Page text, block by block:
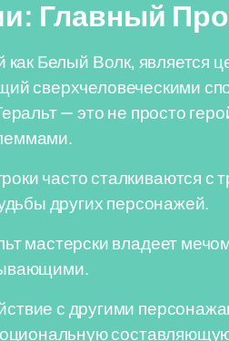
Главный
как Белый Волк, является
сверхчеловеческими
— это не просто
часто сталкиваются
других персонажей.
мастерски владеет
с другими